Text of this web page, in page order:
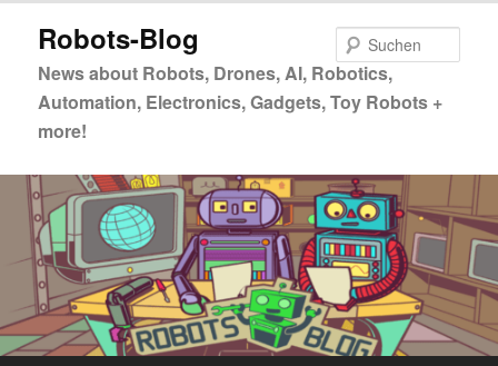
primären
springen
sekundären
springen
Robots-Blog
News about Robots, Drones, AI, Robotics,
Automation, Electronics, Gadgets, Toy Robots +
more!